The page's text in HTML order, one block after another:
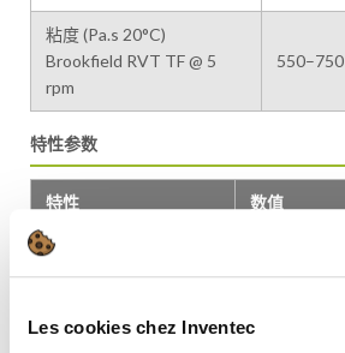
Les cookies chez Inventec
粘度 (Pa.s 20°C)
Brookfield RVT TF @ 5
rpm
550–750
特性参数
特性 数值
助焊剂等级
助焊剂等级 113